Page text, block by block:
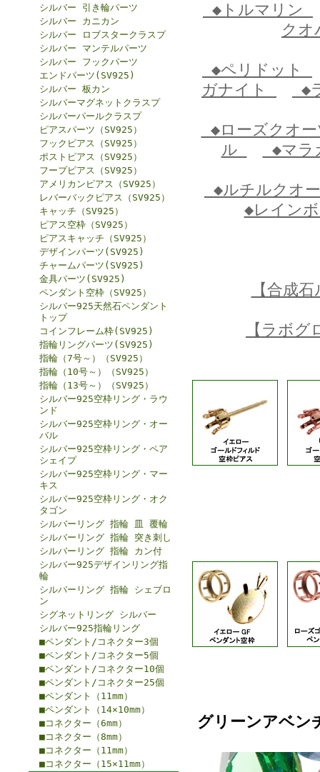
シルバー 引き輪パーツ
シルバー カニカン
シルバー ロブスタークラスプ
シルバー マンテルパーツ
シルバー フックパーツ
エンドパーツ(SV925)
シルバー 板カン
シルバーマグネットクラスプ
シルバーパールクラスプ
ピアスパーツ（SV925）
フックピアス（SV925）
ポストピアス（SV925）
フープピアス（SV925）
アメリカンピアス（SV925）
レバーバックピアス（SV925）
キャッチ（SV925）
ピアス空枠（SV925）
ピアスキャッチ（SV925）
デザインパーツ(SV925)
チャームパーツ(SV925)
金具パーツ(SV925)
ペンダント空枠（SV925）
シルバー925天然石ペンダント
トップ
コインフレーム枠(SV925)
指輪リングパーツ(SV925)
指輪（7号～）（SV925）
指輪（10号～）（SV925）
指輪（13号～）（SV925）
シルバー925空枠リング・ラウ
ンド
シルバー925空枠リング・オー
バル
シルバー925空枠リング・ペア
シェイプ
シルバー925空枠リング・マー
キス
シルバー925空枠リング・オク
タゴン
シルバーリング 指輪 皿 覆輪
シルバーリング 指輪 突き刺し
シルバーリング 指輪 カン付
シルバー925デザインリング指
輪
シルバーリング 指輪 シェブロ
ン
シグネットリング シルバー
シルバー925指輪リング
■ペンダント/コネクター3個
■ペンダント/コネクター5個
■ペンダント/コネクター10個
■ペンダント/コネクター25個
■ペンダント（11mm）
■ペンダント（14×10mm）
■コネクター（6mm）
■コネクター（8mm）
■コネクター（11mm）
■コネクター（15×11mm）
◆トルマリン
ク
◆ペリドット
ガナイト
◆
◆ローズクオ
ル
◆マ
◆ルチルクオ
◆レイン
【合成
【ラボ
グリーンアベン